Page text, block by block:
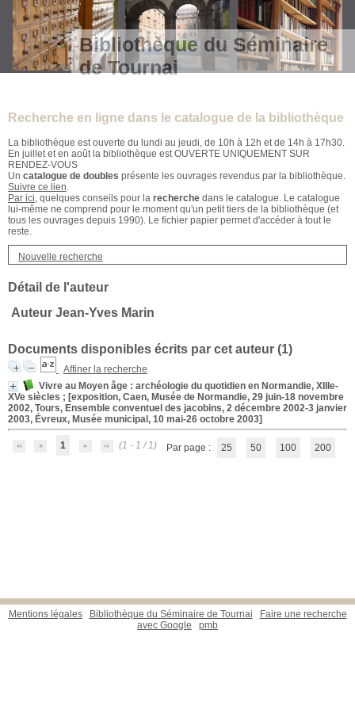
Bibliothèque du Séminaire
de Tournai
Recherche en ligne dans le catalogue de la bibliothèque
La bibliothèque est ouverte du lundi au jeudi, de 10h à 12h et de 14h à 17h30.
En juillet et en août la bibliothèque est OUVERTE UNIQUEMENT SUR
RENDEZ-VOUS
Un catalogue de doubles présente les ouvrages revendus par la bibliothèque.
Suivre ce lien.
Par ici, quelques conseils pour la recherche dans le catalogue. Le catalogue
lui-même ne comprend pour le moment qu'un petit tiers de la bibliothèque (et
tous les ouvrages depuis 1990). Le fichier papier permet d'accéder à tout le
reste.
Nouvelle recherche
Détail de l'auteur
Auteur Jean-Yves Marin
Documents disponibles écrits par cet auteur (1)
Affiner la recherche
Vivre au Moyen âge : archéologie du quotidien en Normandie, XIIIe-
XVe siècles ; [exposition, Caen, Musée de Normandie, 29 juin-18 novembre
2002, Tours, Ensemble conventuel des jacobins, 2 décembre 2002-3 janvier
2003, Évreux, Musée municipal, 10 mai-26 octobre 2003]
1 (1 - 1 / 1) Par page : 25 50 100 200
Mentions légales Bibliothèque du Séminaire de Tournai
Faire une recherche
avec Google
pmb